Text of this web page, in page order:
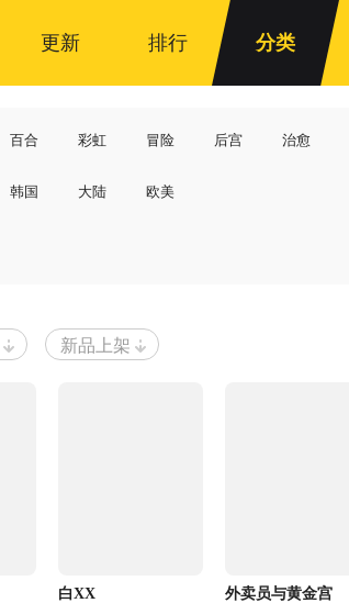
更新 排行 分类
百合 彩虹 冒险 后宫 治愈
韩国 大陆 欧美
新品上架
白XX 外卖员与黄金宫